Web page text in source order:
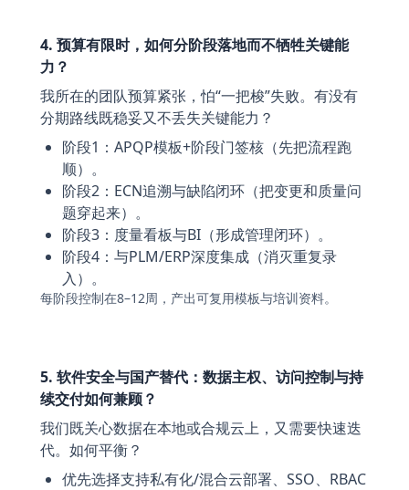
4. 预算有限时，如何分阶段落地而不牺牲关键能
力？
我所在的团队预算紧张，怕“一把梭”失败。有没有
分期路线既稳妥又不丢失关键能力？
阶段1：APQP模板+阶段门签核（先把流程跑
顺）。
阶段2：ECN追溯与缺陷闭环（把变更和质量问
题穿起来）。
阶段3：度量看板与BI（形成管理闭环）。
阶段4：与PLM/ERP深度集成（消灭重复录
入）。
每阶段控制在8–12周，产出可复用模板与培训资料。
5. 软件安全与国产替代：数据主权、访问控制与持
续交付如何兼顾？
我们既关心数据在本地或合规云上，又需要快速迭
代。如何平衡？
优先选择支持私有化/混合云部署、SSO、RBAC